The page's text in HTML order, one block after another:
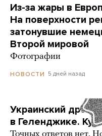
Из-за жары в
На поверхности
затонувшие
Второй мировой
Фотографии
НОВОСТИ 5 дней назад
Украинский дрон
в Геленджике.
Точных ответов нет.